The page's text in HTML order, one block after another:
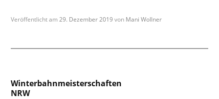
Veröffentlicht am29. Dezember 2019 von Mani Wollner
Beitragsnavigation
Winterbahnmeisterschaften
NRW